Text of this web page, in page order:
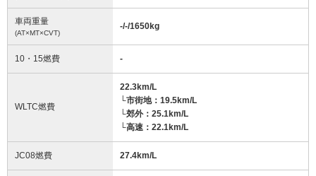
車両重量
(AT×MT×CVT)
-/-/1650kg
10・15燃費 -
WLTC燃費
22.3km/L
└市街地：19.5km/L
└郊外：25.1km/L
└高速：22.1km/L
JC08燃費 27.4km/L